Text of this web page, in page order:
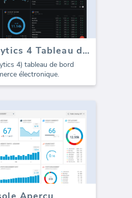
Google Analytics 4 Tableau de bord du commerce électronique
4) tableau de bord
électronique.